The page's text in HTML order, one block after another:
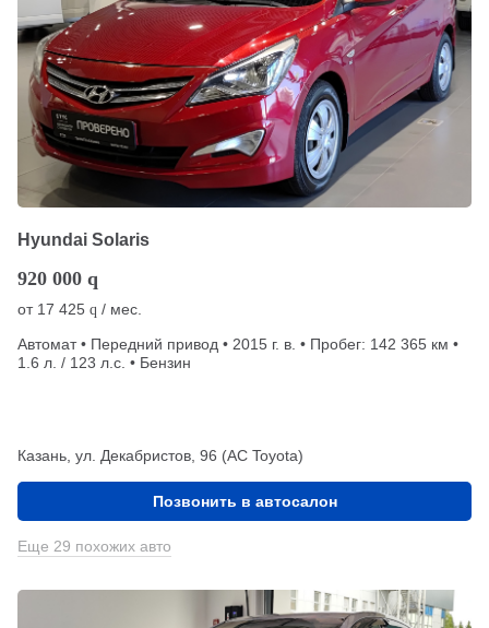
Hyundai Solaris
920 000 q
от 17 425 q / мес.
Автомат • Передний привод • 2015 г. в. • Пробег: 142 365 км •
1.6 л. / 123 л.с. • Бензин
Казань, ул. Декабристов, 96 (АС Toyota)
Позвонить в автосалон
Еще 29 похожих авто